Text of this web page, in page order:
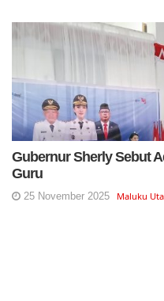
Gubernur Sherly Sebut
Guru
25 November 2025 Maluku